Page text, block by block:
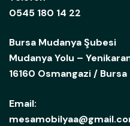
0545 180 14 22
Bursa Mudanya Şubesi
Mudanya Yolu –
16160 Osmangazi / Bursa
Email: